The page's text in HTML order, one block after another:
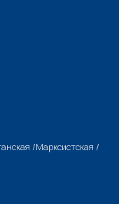
/Марксистская /